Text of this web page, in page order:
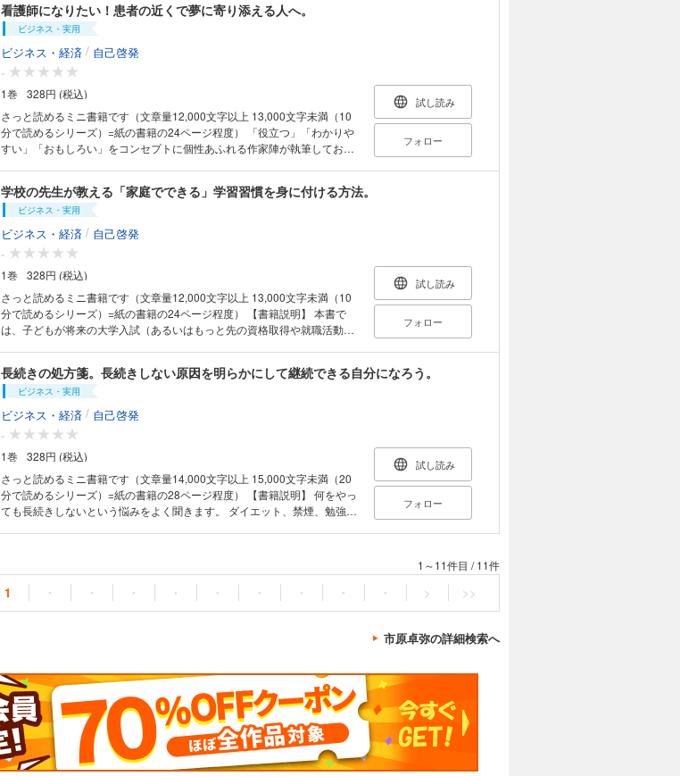
分が一番良く知っているはずなのにうまく答えられないのは何故でしょ
う。 成績の良い優等生は言葉巧みに的確で説得力のある自己アピールをす
る生徒が多い反面、優等生ほど自己アピールにうまく答えられないという
不思議な現実があります。 自己アピールが苦手という人たちに共通してい
るのは、「言葉で語ろうとしすぎている。」のではないかと思います。言
葉や文字は思考や伝達のツールですが単なる記号ではありません。意味と
概念を持った生き物です。概念とはイメージであり五感の記憶でもありま
す。五感の記憶を辿りイメージを言葉にすること。これだけで苦手な自己
アピールがしやすくなります。他者に自己を投影して認識すること。これ
でより的確に自己を認識することができます。 本書では苦手な自己アピー
ルを克服するだけでなく、心の動きと行動を結びつけることでなりたい自
分に近づける方法を解説していきます。いつでもどこでも、メモ用紙と鉛
筆だけあればできる方法なのでお金もかかりません。自分探しで迷子にな
と「ありのままの素敵な自分」に出会えます。 【目次】 第一章 私は
誰？ ○好きなものを１０個あげよ ○嫌いなものを５個あげよ ○記録し終え
たら忘れろ ○忘れた頃に繰り返せ ○３回繰り返せ ○結果を見比べろ ○対象を
短所を知る ○長所のヒントを見逃すな ○短所のヒントも的確に 第四章 な
りたい自分になるために 第五章 心は行動に表れる 第六章 地図を描く
第七章 まとめ 【著者紹介】 市原卓弥（イチハラタクヤ） １９６２年大
阪生まれ。都留文科大学文学部英文学科卒業。平成元年より公立高等学校
教諭。担当教科英語。
看護師になりたい！患者の近くで夢に寄り添える人へ。
ビジネス・実用
ビジネス・経済 / 自己啓発
-
1巻
328円 (税込)
さっと読めるミニ書籍です（文章量12,000文字以上 13,000文字未満（10
分で読めるシリーズ）=紙の書籍の24ページ程度） 「役立つ」「わかりや
すい」「おもしろい」をコンセプトに個性あふれる作家陣が執筆しており
是非、お試しください。 【書籍説明】 個人病院が経営破綻するほど深刻
な医師あまりが起きている現在でも看護師の求人は相変わらず多くありま
す。 看護師の仕事内容や待遇などについては多くの情報があります。 し
かし、看護師になるために必ず通わなければいけない学校に合格するため
には具体的にどんな勉強をすればいいのか、どんな志望理由書を書けばい
いのかということについては、あまり詳しく知られていないのではないか
と思います。 本書では、主に現役の高校生が看護師になりたいという夢を
かなえるためにはどんな学校がおすすめなのか、看護師になりたいという
夢を現実に変えるためにどんな勉強や対策が必要なのかを解説していきま
す。憧れだと諦めずに夢をしっかりと自分の手でつかんでください。 【目
次】 はじめに 第一章 看護学をきわめて看護のエキスパートになる 第二
章 医療現場で看護のスペシャリストになる 第三章 夢を現実に変えるた
めにするべきこと （１）国語力を磨く （２）コミュニケーション力を磨
章 面接の心得 第五章 一般入試で受験する 第六章 志望理由書の書き
方 志望理由書の例 第七章 命と向き合う覚悟について 第八章 自己管理
第九章 看護師になるための十カ条 【著者紹介】 市原卓弥（イチハラタ
より公立高等学校教諭。担当教科英語。
試し読み
フォロー
学校の先生が教える「家庭でできる」学習習慣を身に付ける方法。
ビジネス・実用
ビジネス・経済 / 自己啓発
-
1巻
328円 (税込)
さっと読めるミニ書籍です（文章量12,000文字以上 13,000文字未満（10
分で読めるシリーズ）=紙の書籍の24ページ程度） 【書籍説明】 本書で
は、子どもが将来の大学入試（あるいはもっと先の資格取得や就職活動な
しみながらできる方法を提案していきたいと思います。 楽しく勉強する習
慣さえ身に付けることができれば、それはその子どもにとって一生の財産
になりますよ。 【まえがきより】 「「やればできる子」なんですが、な
かなか「自分からできる子」になってくれないんですよ。」 「塾や予備校
に通わせないと勉強できるようになりませんか？」 「塾や家庭教師を頼む
のは高くつくのでできるだけお金がかからない方法はないですか？」 三者
面談などをしているとこんな保護者の方からの悩みや質問を受けることが
よくあります。 子ども、特に小学生くらいのお子さんがいる保護者の方
は、さらにこんな悩みを抱えていらっしゃいませんか？「「勉強しなさ
い！」といくら言っても聞かないんです。どうしたら毎日勉強できる子に
なりますか？」 結論から言いますが、子どもは勉強してくれないもので
がかかります。でもお金さえかければ誰でも「できる子」になれるわけで
はありません。また、「できる子」になったとしても「できるだけの子」
活動と効果を活性化させること、特に継続的に学習活動を続ける重要な要
素でもあることが経験上わかりました。そこで、家庭でもできてお金がほ
とんどかからない方法の提案としてこの本を書きました。 【目次】 お金
をかけずに楽しみながら学習習慣を身に付けよう 準備が整ったら実行しよ
う 具体的実践方法 応用してみよう 続けるために必要なこと まとめ 【著者
紹介】 市原卓弥（イチハラタクヤ） １９６２年大阪生まれ。都留文科大
試し読み
フォロー
長続きの処方箋。長続きしない原因を明らかにして継続できる自分になろう。
ビジネス・実用
ビジネス・経済 / 自己啓発
-
1巻
328円 (税込)
さっと読めるミニ書籍です（文章量14,000文字以上 15,000文字未満（20
分で読めるシリーズ）=紙の書籍の28ページ程度） 【書籍説明】 何をやっ
ても長続きしないという悩みをよく聞きます。 ダイエット、禁煙、勉強、
うなことを言っていますが、私自身も長続きは苦手でした。 小学生の頃に
通った算盤塾や書道塾、オルガン教室や絵画教室、どれも中途半端でやめ
なことに転職することもなく、永年勤続表彰を受けましたが、趣味や日常
生活に関しては相変わらず長続きしないことが多くあります。 「どうして
いつも長続きしないのだろう？」という大問題にいつも悩まされていま
す。 「持続可能」という言葉が時代のキーワードになっています。 どん
なに素晴らしい成果があっても、それを持続できなければいつかは行き詰
まってしまいます。ものごとは常に発展し続けるものでもありません。続
けられるということは人にとっても大切なことなのかもしれません。 「で
試し読み
フォロー
1～11件目 /11件
1 ・ ・ ・ ・ ・ ・ ・ ・ ・ > >>
市原卓弥の詳細検索へ